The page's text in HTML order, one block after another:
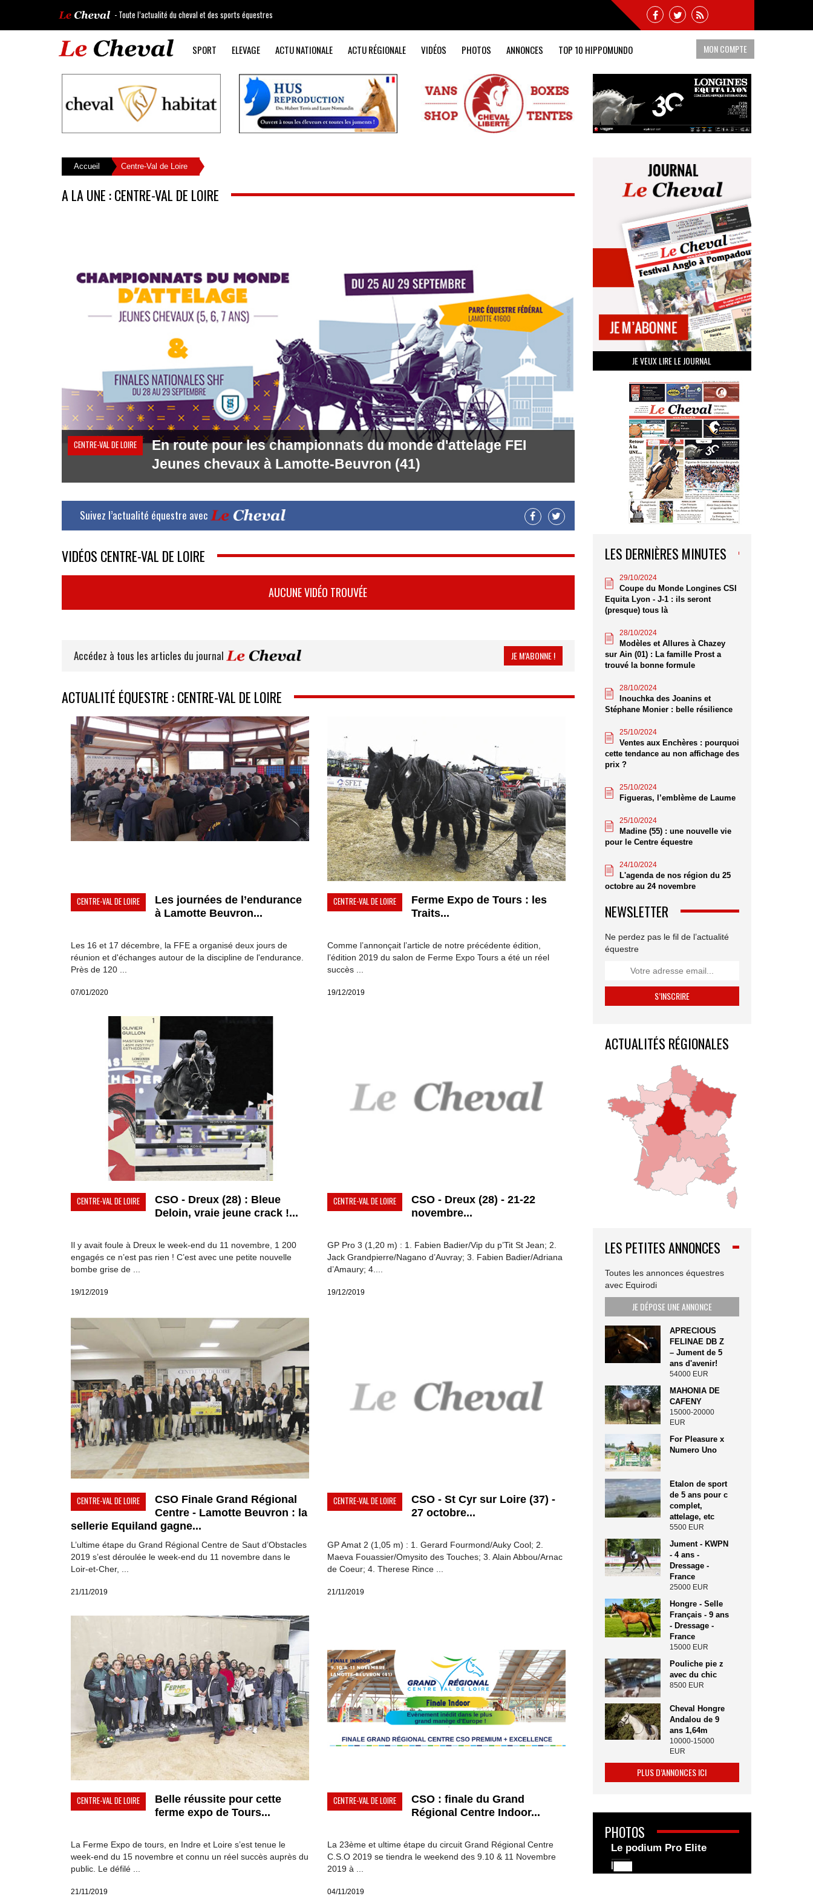
- Toute l’actualité du cheval et des sports équestres
SPORT ELEVAGE ACTU NATIONALE ACTU RÉGIONALE VIDÉOS PHOTOS ANNONCES TOP 10 HIPPOMUNDO MON COMPTE
Accueil Centre-Val de Loire
A LA UNE : CENTRE-VAL DE LOIRE
CENTRE-VAL DE LOIRE
En route pour les championnats du monde d'attelage FEI
Jeunes chevaux à Lamotte-Beuvron (41)
Suivez l’actualité équestre avec
VIDÉOS CENTRE-VAL DE LOIRE
AUCUNE VIDÉO TROUVÉE
Accédez à tous les articles du journal JE M’ABONNE !
ACTUALITÉ ÉQUESTRE : CENTRE-VAL DE LOIRE
CENTRE-VAL DE LOIRE
Les journées de l’endurance
à Lamotte Beuvron...
Les 16 et 17 décembre, la FFE a organisé deux jours de
réunion et d'échanges autour de la discipline de l'endurance.
Près de 120 ...
07/01/2020
CENTRE-VAL DE LOIRE
Ferme Expo de Tours : les
Traits...
Comme l’annonçait l’article de notre précédente édition,
l’édition 2019 du salon de Ferme Expo Tours a été un réel
succès ...
19/12/2019
CENTRE-VAL DE LOIRE
CSO - Dreux (28) : Bleue
Deloin, vraie jeune crack !...
Il y avait foule à Dreux le week-end du 11 novembre, 1 200
engagés ce n’est pas rien ! C’est avec une petite nouvelle
bombe grise de ...
19/12/2019
CENTRE-VAL DE LOIRE
CSO - Dreux (28) - 21-22
novembre...
GP Pro 3 (1,20 m) : 1. Fabien Badier/Vip du p’Tit St Jean; 2.
Jack Grandpierre/Nagano d’Auvray; 3. Fabien Badier/Adriana
d’Amaury; 4....
19/12/2019
CENTRE-VAL DE LOIRE
CSO Finale Grand Régional
Centre - Lamotte Beuvron : la
sellerie Equiland gagne...
L’ultime étape du Grand Régional Centre de Saut d’Obstacles
2019 s’est déroulée le week-end du 11 novembre dans le
Loir-et-Cher, ...
21/11/2019
CENTRE-VAL DE LOIRE
CSO - St Cyr sur Loire (37) -
27 octobre...
GP Amat 2 (1,05 m) : 1. Gerard Fourmond/Auky Cool; 2.
Maeva Fouassier/Omysito des Touches; 3. Alain Abbou/Arnac
de Coeur; 4. Therese Rince ...
21/11/2019
CENTRE-VAL DE LOIRE
Belle réussite pour cette
ferme expo de Tours...
La Ferme Expo de tours, en Indre et Loire s’est tenue le
week-end du 15 novembre et connu un réel succès auprès du
public. Le défilé ...
21/11/2019
CENTRE-VAL DE LOIRE
CSO : finale du Grand
Régional Centre Indoor...
La 23ème et ultime étape du circuit Grand Régional Centre
C.S.O 2019 se tiendra le weekend des 9.10 & 11 Novembre
2019 à ...
04/11/2019
JE VEUX LIRE LE JOURNAL
LES DERNIÈRES MINUTES
29/10/2024
Coupe du Monde Longines CSI
Equita Lyon - J-1 : ils seront
(presque) tous là
28/10/2024
Modèles et Allures à Chazey
sur Ain (01) : La famille Prost a
trouvé la bonne formule
28/10/2024
Inouchka des Joanins et
Stéphane Monier : belle résilience
25/10/2024
Ventes aux Enchères : pourquoi
cette tendance au non affichage des
prix ?
25/10/2024
Figueras, l’emblème de Laume
25/10/2024
Madine (55) : une nouvelle vie
pour le Centre équestre
24/10/2024
L'agenda de nos région du 25
octobre au 24 novembre
NEWSLETTER
Ne perdez pas le fil de l’actualité
équestre
ACTUALITÉS RÉGIONALES
LES PETITES ANNONCES
Toutes les annonces équestres
avec Equirodi
JE DÉPOSE UNE ANNONCE
APRECIOUS
FELINAE DB Z
– Jument de 5
ans d'avenir!
54000 EUR
MAHONIA DE
CAFENY
15000-20000
EUR
For Pleasure x
Numero Uno
Etalon de sport
de 5 ans pour c
complet,
attelage, etc
5500 EUR
Jument - KWPN
- 4 ans -
Dressage -
France
25000 EUR
Hongre - Selle
Français - 9 ans
- Dressage -
France
15000 EUR
Pouliche pie z
avec du chic
8500 EUR
Cheval Hongre
Andalou de 9
ans 1,64m
10000-15000
EUR
PLUS D’ANNONCES ICI
PHOTOS
Le podium Pro Elite